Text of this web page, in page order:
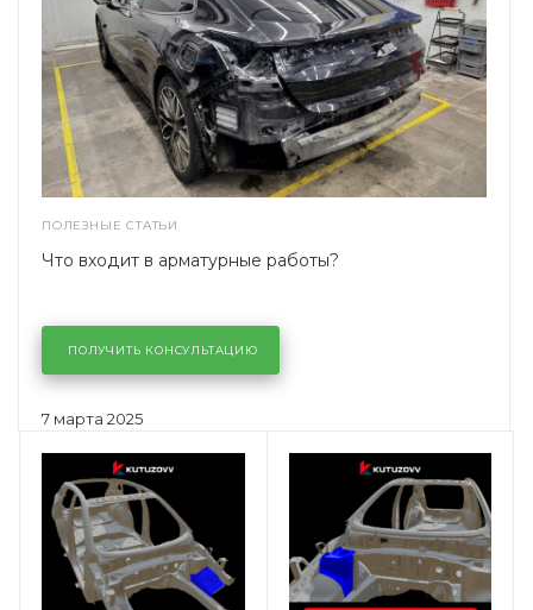
ПОЛЕЗНЫЕ СТАТЬИ
7 марта 2025
Что входит в арматурные работы?
ПОЛУЧИТЬ КОНСУЛЬТАЦИЮ